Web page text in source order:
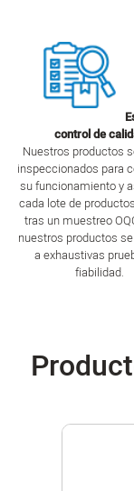
control de
Nuestros productos
inspeccionados para
su funcionamiento y
cada lote de
tras un muestreo
nuestros productos
a exhaustivas
fiabilidad.